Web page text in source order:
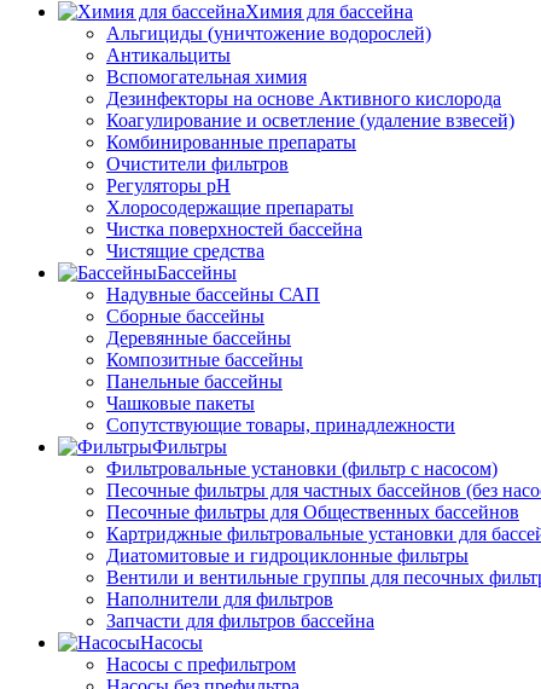
Химия для бассейна
Альгициды (уничтожение водорослей)
Антикальциты
Вспомогательная химия
Дезинфекторы на основе Активного кислорода
Коагулирование и осветление (удаление взвесей)
Комбинированные препараты
Очистители фильтров
Регуляторы pH
Хлоросодержащие препараты
Чистка поверхностей бассейна
Чистящие средства
Бассейны
Надувные бассейны САП
Сборные бассейны
Деревянные бассейны
Композитные бассейны
Панельные бассейны
Чашковые пакеты
Сопутствующие товары, принадлежности
Фильтры
Фильтровальные установки (фильтр с насосом)
Песочные фильтры для частных бассейнов (без
Песочные фильтры для Общественных бассейнов
Картриджные фильтровальные установки для
Диатомитовые и гидроциклонные фильтры
Вентили и вентильные группы для песочных
Наполнители для фильтров
Запчасти для фильтров бассейна
Насосы
Насосы с префильтром